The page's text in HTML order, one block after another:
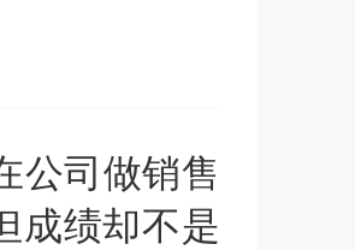
公司做销售
成绩却不是